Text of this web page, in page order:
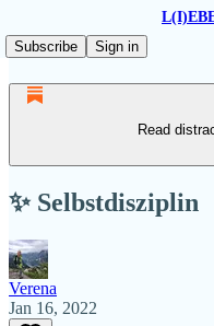
Subscribe
Sign in
Read
✨ Selbstdisziplin
Verena
Jan 16, 2022